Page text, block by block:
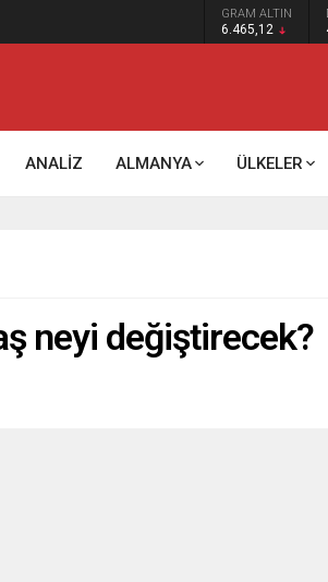
GRAM ALTIN
6.465,12
ANALİZ ALMANYA ÜLKELER
neyi değiştirecek?